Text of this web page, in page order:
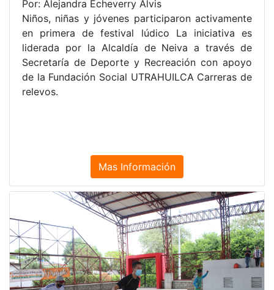
Por: Alejandra Echeverry Alvis
Niños, niñas y jóvenes participaron activamente
en primera de festival lúdico La iniciativa es
liderada por la Alcaldía de Neiva a través de
Secretaría de Deporte y Recreación con apoyo
de la Fundación Social UTRAHUILCA Carreras de
relevos.
Mas Información